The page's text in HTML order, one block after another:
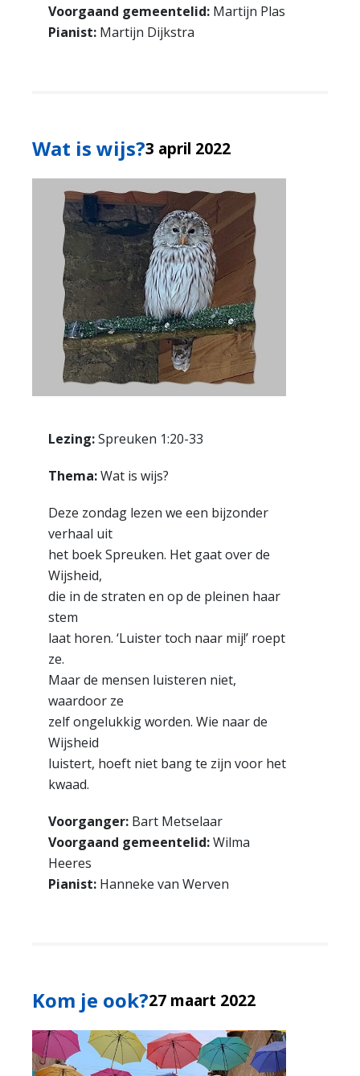
Voorgaand gemeentelid: Martijn Plas
Pianist: Martijn Dijkstra
Wat is wijs?3 april 2022
Lezing:Spreuken 1:20-33
Thema:Wat is wijs?
Deze zondag lezen we een bijzonder
verhaal uit
het boek Spreuken. Het gaat over de
Wijsheid,
die in de straten en op de pleinen haar
stem
laat horen. ‘Luister toch naar mij!’ roept
ze.
Maar de mensen luisteren niet,
waardoor ze
zelf ongelukkig worden. Wie naar de
Wijsheid
luistert, hoeft niet bang te zijn voor het
kwaad.
Voorganger: Bart Metselaar
Voorgaand gemeentelid:Wilma
Heeres
Pianist: Hanneke van Werven
Kom je ook?27 maart 2022